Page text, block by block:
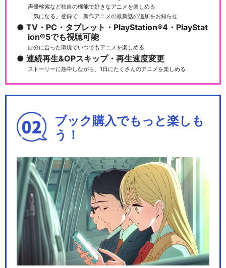
声優検索など独自の機能で好きなアニメを楽しめる
「気になる」登録で、新作アニメの最新話の追加をお知らせ
TV・PC・タブレット・PlayStation®4・PlayStat
ion®5でも視聴可能
自分に合った環境でいつでもアニメを楽しめる
連続再生&OPスキップ・再生速度変更
ストーリーに熱中しながら、1日にたくさんのアニメを楽しめる
ブック購入でもっと楽しも
う！